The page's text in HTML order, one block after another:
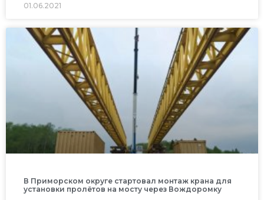
01.06.2021
В Приморском округе стартовал монтаж крана для
установки пролётов на мосту через Вождоромку